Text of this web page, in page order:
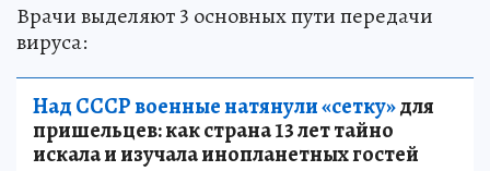
Врачи выделяют 3 основных пути передачи
вируса:
Над СССР военные натянули «сетку»для
пришельцев: как страна 13 лет тайно
искала и изучала инопланетных гостей